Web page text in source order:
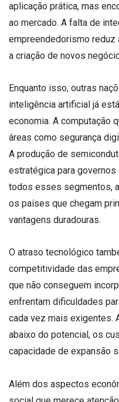
aplicação prática, mas
ao mercado. A falta de
empreendedorismo reduz
a criação de novos
Enquanto isso, outras
inteligência artificial já
economia. A computação
áreas como segurança
A produção de
estratégica para
todos esses segmentos,
os países que chegam
vantagens duradouras.
O atraso tecnológico
competitividade das
que não conseguem
enfrentam dificuldades
cada vez mais exigentes.
abaixo do potencial, os
capacidade de expansão
Além dos aspectos